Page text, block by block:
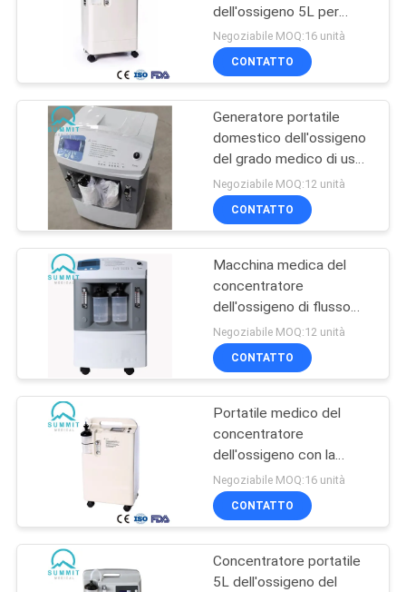
NOTIZIE
CASI
MAPPA
PRIVACY
POLICY
Insulina Pen Needle
Metropolitana della
raccolta del
campione di sangue
8
Lama chirurgica del
bisturi
dell'ossigeno 5L per
scopo medico con 0,5 -
5L/Min Flow Rate
Negoziabile MOQ:16 unità
CONTATTO
Generatore portatile
domestico dell'ossigeno
del grado medico di uso
con flusso doppio
Negoziabile MOQ:12 unità
CONTATTO
Macchina medica del
concentratore
dell'ossigeno di flusso
doppio del grado
dell'ospedale 10 litri
Negoziabile MOQ:12 unità
CONTATTO
Portatile medico del
concentratore
dell'ossigeno con la
portata 5LPM
Negoziabile MOQ:16 unità
CONTATTO
Concentratore portatile
5L dell'ossigeno del